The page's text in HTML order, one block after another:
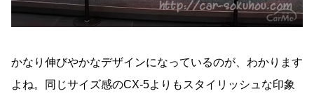
かなり伸びやかなデザインになっているのが、わかります
よね。同じサイズ感のCX-5よりもスタイリッシュな印象